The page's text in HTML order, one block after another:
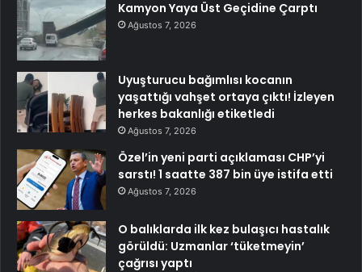
Kamyon Yaya Üst Geçidine Çarptı
Ağustos 7, 2026
Uyuşturucu bağımlısı kocanın
yaşattığı vahşet ortaya çıktı! İzleyen
herkes bakanlığı etiketledi
Ağustos 7, 2026
Özel’in yeni parti açıklaması CHP’yi
sarstı! 1 saatte 387 bin üye istifa etti
Ağustos 7, 2026
O balıklarda ilk kez bulaşıcı hastalık
görüldü: Uzmanlar ‘tüketmeyin’
çağrısı yaptı